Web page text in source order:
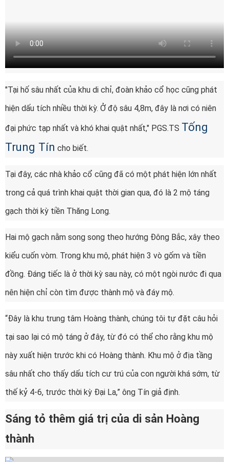
"Tại hố sâu nhất của khu di chỉ, đoàn khảo cổ học cũng phát
hiện dấu tích nhiều thời kỳ. Ở độ sâu 4,8m, đây là nơi có niên
đại phức tạp nhất và khó khai quật nhất," PGS.TS Tống
Trung Tín cho biết.
Tại đây, các nhà khảo cổ cũng đã có một phát hiện lớn nhất
trong cả quá trình khai quật thời gian qua, đó là 2 mộ táng
gạch thời kỳ tiền Thăng Long.
Hai mộ gạch nằm song song theo hướng Đông Bắc, xây theo
kiểu cuốn vòm. Trong khu mộ, phát hiện 3 vò gốm và tiền
đồng. Đáng tiếc là ở thời kỳ sau này, có một ngòi nước đi qua
nên hiện chỉ còn tìm được thành mộ và đáy mộ.
“Đây là khu trung tâm Hoàng thành, chúng tôi tự đặt câu hỏi
tại sao lại có mộ táng ở đây, từ đó có thể cho rằng khu mộ
này xuất hiện trước khi có Hoàng thành. Khu mộ ở địa tầng
sâu nhất cho thấy dấu tích cư trú của con người khá sớm, từ
thế kỷ 4-6, trước thời kỳ Đại La,” ông Tín giả định.
Sáng tỏ thêm giá trị của di sản Hoàng
thành